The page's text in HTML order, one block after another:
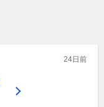
24日前